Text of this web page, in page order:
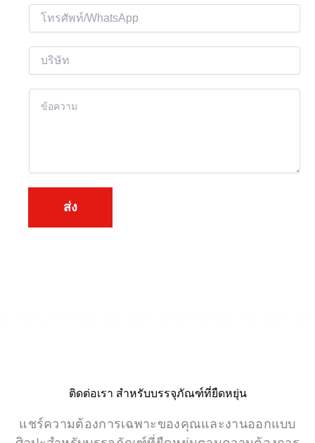
ม
*
ท
ร
พ
ริ
ษั
า
*
ส่ง
ติดต่อเรา สำหรับบรรจุภัณฑ์ที่ยืดหยุ่น
แชร์ความต้องการเฉพาะของคุณและงานออกแบบ